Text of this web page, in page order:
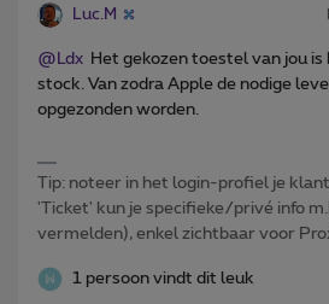
Luc.M
@Ldx Het gekozen toestel van jou is
stock. Van zodra Apple de nodige
opgezonden worden.
Tip: noteer in het login-profiel je
'Ticket' kun je specifieke/privé info
vermelden), enkel zichtbaar voor
1 persoon vindt dit leuk